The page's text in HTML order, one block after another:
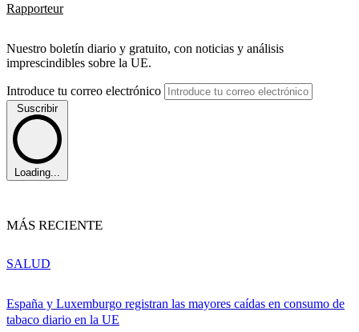
Rapporteur
Nuestro boletín diario y gratuito, con noticias y análisis
imprescindibles sobre la UE.
Introduce tu correo electrónico
Suscribir
Loading...
MÁS RECIENTE
España y Luxemburgo registran las mayores caídas en consumo de
tabaco diario en la UE
SALUD